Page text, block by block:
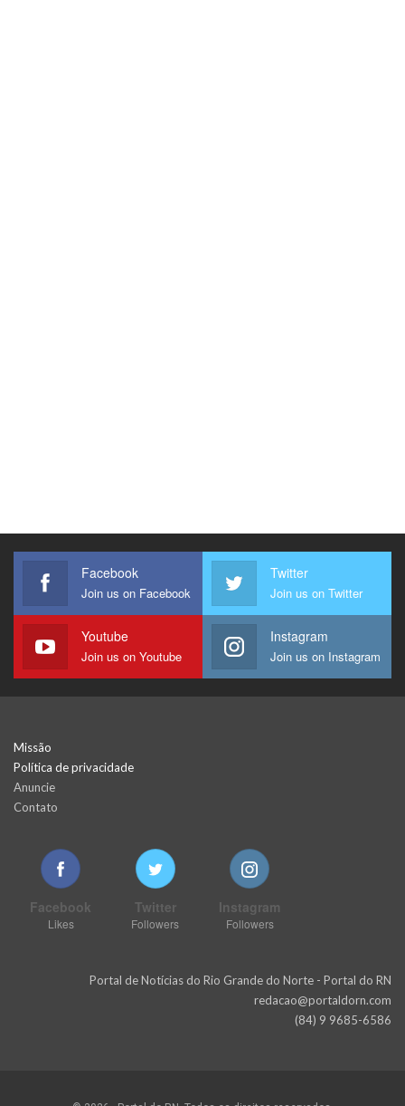
Facebook
Join us on Facebook
Twitter
Join us on Twitter
Youtube
Join us on Youtube
Instagram
Join us on Instagram
Missão
Política de privacidade
Anuncie
Contato
Facebook
Likes
Twitter
Followers
Instagram
Followers
Portal de Notícias do Rio Grande do Norte - Portal do RN
redacao@portaldorn.com
(84) 9 9685-6586